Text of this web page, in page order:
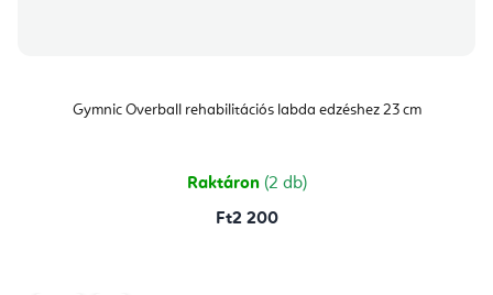
Gymnic Overball rehabilitációs labda edzéshez 23 cm
Raktáron (2 db)
Ft2 200